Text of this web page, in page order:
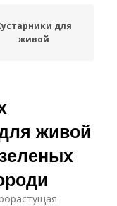
для
живой
живой